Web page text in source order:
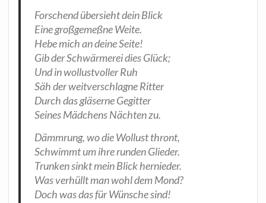
For­schend über­sieht dein Blick
Eine groß­ge­meß­ne Weite.
Hebe mich an dei­ne Seite!
Gib der Schwär­me­rei dies Glück;
Und in wol­lus­tvol­ler Ruh
Säh der weit­ver­schlag­ne Ritter
Durch das glä­ser­ne Gegitter
Sei­nes Mäd­chens Näch­ten zu.
Dämm­rung, wo die Wol­lust thront,
Schwimmt um ihre run­den Glieder.
Trun­ken sinkt mein Blick hernieder.
Was ver­hüllt man wohl dem Mond?
Doch was das für Wün­sche sind!